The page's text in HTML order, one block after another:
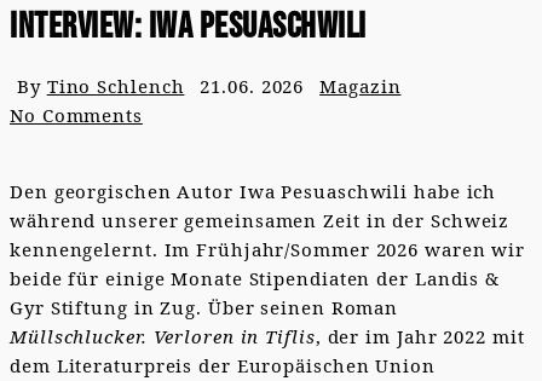
Interview: Iwa Pesuaschwili
By Tino Schlench 21.06. 2026
Magazin
No Comments
Den georgischen Autor Iwa Pesuaschwili habe ich
während unserer gemeinsamen Zeit in der Schweiz
kennengelernt. Im Frühjahr/Sommer 2026 waren wir
beide für einige Monate Stipendiaten der Landis &
Gyr Stiftung in Zug. Über seinen Roman
Müllschlucker. Verloren in Tiflis, der im Jahr 2022 mit
dem Literaturpreis der Europäischen Union